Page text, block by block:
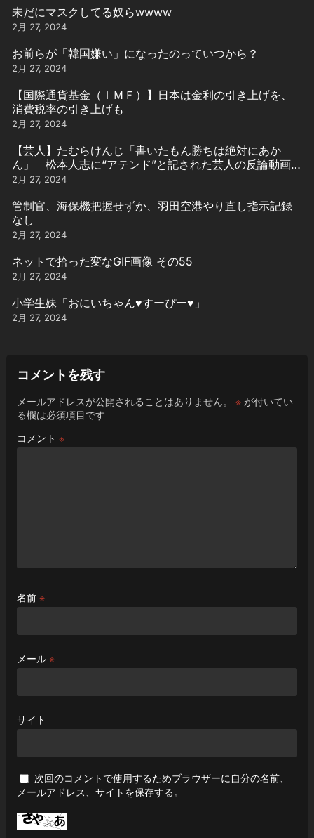
未だにマスクしてる奴らwwww
2月 27, 2024
お前らが「韓国嫌い」になったのっていつから？
2月 27, 2024
【国際通貨基金（ＩＭＦ）】日本は金利の引き上げを、
消費税率の引き上げも
2月 27, 2024
【芸人】たむらけんじ「書いたもん勝ちは絶対にあか
ん」 松本人志に“アテンド”と記された芸人の反論動画引
用
2月 27, 2024
管制官、海保機把握せずか、羽田空港やり直し指示記録
なし
2月 27, 2024
ネットで拾った変なGIF画像 その55
2月 27, 2024
小学生妹「おにいちゃん♥️すーぴー♥️」
2月 27, 2024
コメントを残す
メールアドレスが公開されることはありません。 ※が付いてい
る欄は必須項目です
コメント ※
名前 ※
メール ※
サイト
次回のコメントで使用するためブラウザーに自分の名前、
メールアドレス、サイトを保存する。